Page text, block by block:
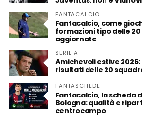
FANTACALCIO
Fantacalcio, come
formazioni tipo delle 20
aggiornate
SERIE A
Amichevoli estive
risultati delle 20
FANTASCHEDE
Fantacalcio, la scheda
Bologna: qualità e
centrocampo